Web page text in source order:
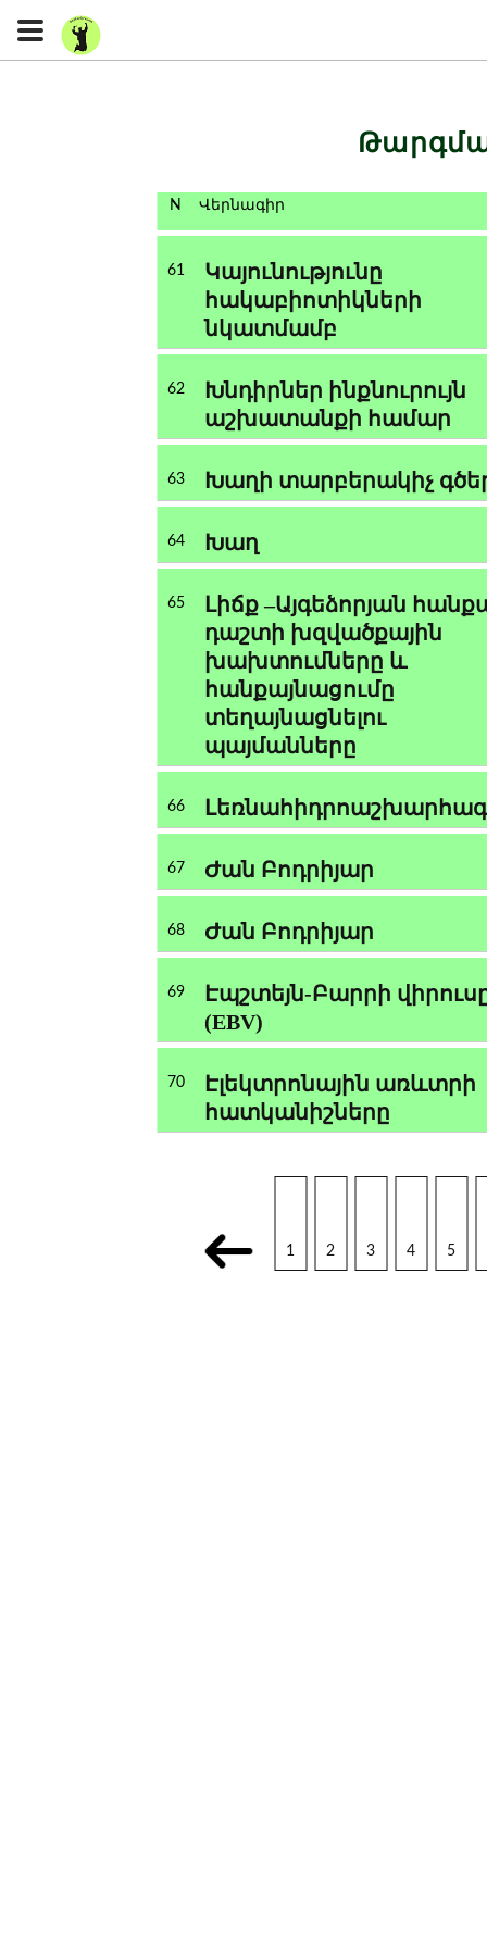
N Վերնագիր
61
Կայունությունը
հակաբիոտիկների
նկատմամբ
62
Խնդիրներ ինքնուրույն
աշխատանքի համար
63 Խաղի տարբերակիչ
64 Խաղ
65
Լիճք –Այգեձորյան
դաշտի խզվածքային
խախտումները և
հանքայնացումը
տեղայնացնելու
պայմանները
66
67 Ժան Բոդրիյար
68 Ժան Բոդրիյար
69
Էպշտեյն-Բարրի
(EBV)
70
Էլեկտրոնային առևտրի
հատկանիշները
1 2 3 4 5